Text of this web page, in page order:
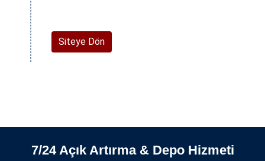
Siteye Dön
7/24 Açık Artırma & Depo Hizmeti